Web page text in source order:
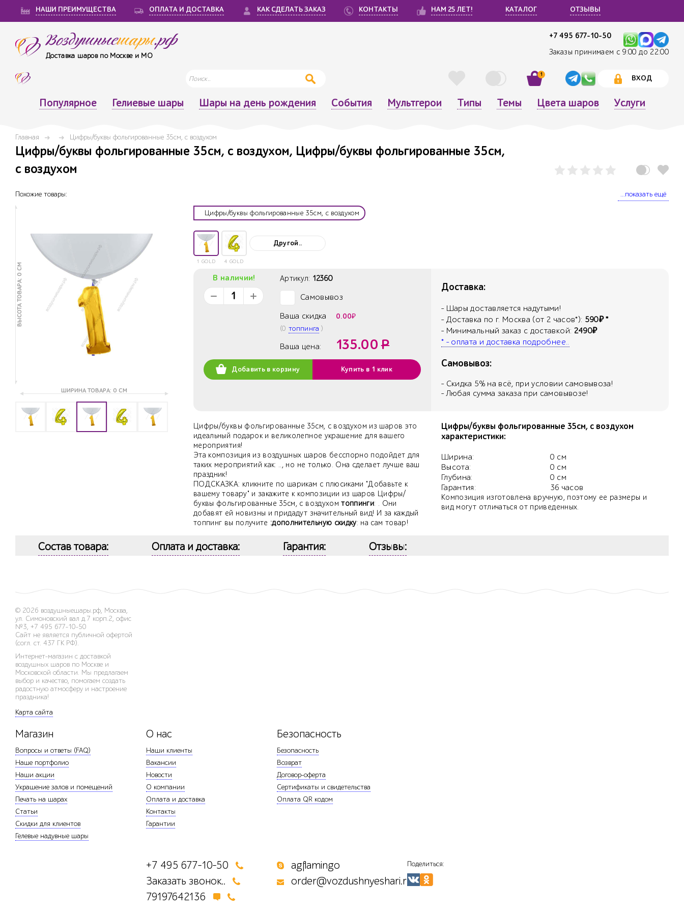
НАШИ ПРЕИМУЩЕСТВА ОПЛАТА И ДОСТАВКА КАК СДЕЛАТЬ ЗАКАЗ КОНТАКТЫ НАМ 25 ЛЕТ! КАТАЛОГ ОТЗЫВЫ
Воздушныешары.рф
Доставка шаров по Москве и МО
+7 495 677-10-50
Заказы принимаем с 9:00 до 22:00
1
ВХОД
Популярное Гелиевые шары Шары на день рождения События Мультгерои Типы Темы Цвета шаров Услуги
Главная Цифры/буквы фольгированные 35см, с воздухом
Цифры/буквы фольгированные 35см, с воздухом, Цифры/буквы фольгированные 35см,
с воздухом
...показать ещё
Похожие товары:
ВЫСОТА ТОВАРА: 0 СМ
ШИРИНА ТОВАРА: 0 СМ
Цифры/буквы фольгированные 35см, с воздухом
1 GOLD 4 GOLD
Другой..
В наличии! Артикул: 12360
Самовывоз
Ваша скидка 0.00₽
(0 топпинга )
Ваша цена: 135.00 Р
Добавить в корзину Купить в 1 клик
Доставка:
- Шары доставляется надутыми!
- Доставка по г. Москва (от 2 часов*): 590₽ *
- Минимальный заказ с доставкой: 2490₽
* - оплата и доставка подробнее..
Самовывоз:
- Скидка 5% на всё, при условии самовывоза!
- Любая сумма заказа при самовывозе!
Цифры/буквы фольгированные 35см, с воздухом из шаров это
идеальный подарок и великолепное украшение для вашего
мероприятия!
Эта композиция из воздушных шаров бесспорно подойдет для
таких мероприятий как: .., но не только. Она сделает лучше ваш
праздник!
ПОДСКАЗКА: кликните по шарикам с плюсиками "Добавьте к
вашему товару" и закажите к композиции из шаров Цифры/
буквы фольгированные 35см, с воздухомтоппинги: . Они
добавят ей новизны и придадут значительный вид! И за каждый
топпинг вы получите :дополнительную скидку: на сам товар!
Цифры/буквы фольгированные 35см, с воздухом
характеристики:
Ширина:
Высота:
Глубина:
Гарантия:
0 см
0 см
0 см
36 часов
Композиция изготовлена вручную, поэтому ее размеры и
вид могут отличаться от приведенных.
Состав товара: Оплата и доставка: Гарантия: Отзывы:
© 2026 воздушныешары.рф, Москва,
ул. Симоновский вал д.7 корп.2, офис
№3, +7 495 677-10-50
Сайт не является публичной офертой
(согл. ст. 437 ГК РФ).
Интернет-магазин с доставкой
воздушных шаров по Москве и
Московской области. Мы предлагаем
выбор и качество, помогаем создать
радостную атмосферу и настроение
праздника!
Карта сайта
Магазин
Вопросы и ответы (FAQ)
Наше портфолио
Наши акции
Украшение залов и помещений
Печать на шарах
Статьи
Скидки для клиентов
Гелевые надувные шары
О нас
Наши клиенты
Вакансии
Новости
О компании
Оплата и доставка
Контакты
Гарантии
Безопасность
Безопасность
Возврат
Договор-оферта
Сертификаты и свидетельства
Оплата QR кодом
+7 495 677-10-50
Заказать звонок..
79197642136
agflamingo
order@vozdushnyeshari.ru
Поделиться: